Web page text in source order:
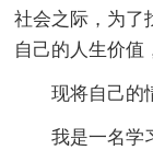
社会之际，为了
自己的人生价值
现将自己的
我是一名学